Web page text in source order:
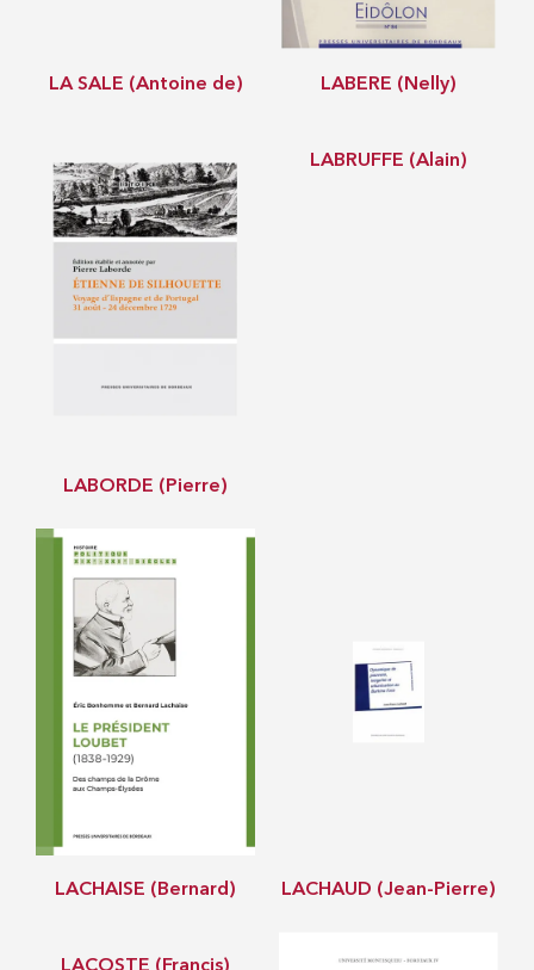
LA SALE (Antoine de) LABERE (Nelly)
LABORDE (Pierre)
LABRUFFE (Alain)
LACHAISE (Bernard) LACHAUD (Jean-Pierre)
LACOSTE (Francis)